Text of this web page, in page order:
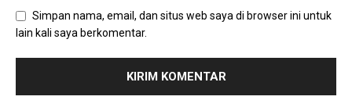
Simpan nama, email, dan situs web saya di browser ini untuk
lain kali saya berkomentar.